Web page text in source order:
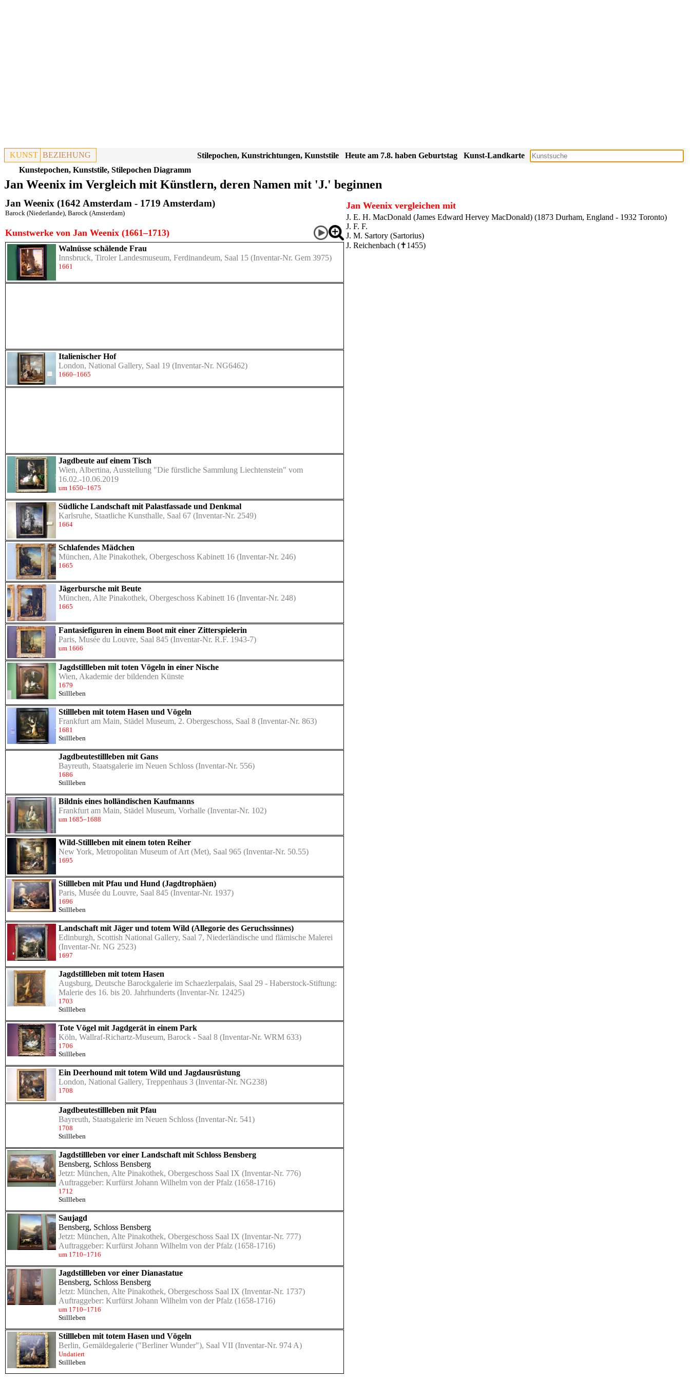
KUNST BEZIEHUNG Kunst-Landkarte
Heute am 7.8. haben Geburtstag
Stilepochen, Kunstrichtungen, Kunststile
Kunstepochen, Kunststile, Stilepochen Diagramm
Jan Weenix im Vergleich mit Künstlern, deren Namen mit 'J.' beginnen
Jan Weenix (1642 Amsterdam - 1719 Amsterdam)
Barock (Niederlande), Barock (Amsterdam)
Kunstwerke von Jan Weenix (1661–1713)
Walnüsse schälende Frau
Innsbruck, Tiroler Landesmuseum, Ferdinandeum, Saal 15 (Inventar-Nr. Gem 3975)
1661
Italienischer Hof
London, National Gallery, Saal 19 (Inventar-Nr. NG6462)
1660–1665
Jagdbeute auf einem Tisch
Wien, Albertina, Ausstellung "Die fürstliche Sammlung Liechtenstein" vom
16.02.-10.06.2019
um 1650–1675
Südliche Landschaft mit Palastfassade und Denkmal
Karlsruhe, Staatliche Kunsthalle, Saal 67 (Inventar-Nr. 2549)
1664
Schlafendes Mädchen
München, Alte Pinakothek, Obergeschoss Kabinett 16 (Inventar-Nr. 246)
1665
Jägerbursche mit Beute
München, Alte Pinakothek, Obergeschoss Kabinett 16 (Inventar-Nr. 248)
1665
Fantasiefiguren in einem Boot mit einer Zitterspielerin
Paris, Musée du Louvre, Saal 845 (Inventar-Nr. R.F. 1943-7)
um 1666
Jagdstillleben mit toten Vögeln in einer Nische
Wien, Akademie der bildenden Künste
1679
Stillleben
Stillleben mit totem Hasen und Vögeln
Frankfurt am Main, Städel Museum, 2. Obergeschoss, Saal 8 (Inventar-Nr. 863)
1681
Stillleben
Jagdbeutestillleben mit Gans
Bayreuth, Staatsgalerie im Neuen Schloss (Inventar-Nr. 556)
1686
Stillleben
Bildnis eines holländischen Kaufmanns
Frankfurt am Main, Städel Museum, Vorhalle (Inventar-Nr. 102)
um 1685–1688
Wild-Stillleben mit einem toten Reiher
New York, Metropolitan Museum of Art (Met), Saal 965 (Inventar-Nr. 50.55)
1695
Stillleben mit Pfau und Hund (Jagdtrophäen)
Paris, Musée du Louvre, Saal 845 (Inventar-Nr. 1937)
1696
Stillleben
Landschaft mit Jäger und totem Wild (Allegorie des Geruchssinnes)
Edinburgh, Scottish National Gallery, Saal 7, Niederländische und flämische Malerei
(Inventar-Nr. NG 2523)
1697
Jagdstillleben mit totem Hasen
Augsburg, Deutsche Barockgalerie im Schaezlerpalais, Saal 29 - Haberstock-Stiftung:
Malerie des 16. bis 20. Jahrhunderts (Inventar-Nr. 12425)
1703
Stillleben
Tote Vögel mit Jagdgerät in einem Park
Köln, Wallraf-Richartz-Museum, Barock - Saal 8 (Inventar-Nr. WRM 633)
1706
Stillleben
Ein Deerhound mit totem Wild und Jagdausrüstung
London, National Gallery, Treppenhaus 3 (Inventar-Nr. NG238)
1708
Jagdbeutestillleben mit Pfau
Bayreuth, Staatsgalerie im Neuen Schloss (Inventar-Nr. 541)
1708
Stillleben
Jagdstillleben vor einer Landschaft mit Schloss Bensberg
Bensberg, Schloss Bensberg
Jetzt: München, Alte Pinakothek, Obergeschoss Saal IX (Inventar-Nr. 776)
Auftraggeber: Kurfürst Johann Wilhelm von der Pfalz (1658-1716)
1712
Stillleben
Saujagd
Bensberg, Schloss Bensberg
Jetzt: München, Alte Pinakothek, Obergeschoss Saal IX (Inventar-Nr. 777)
Auftraggeber: Kurfürst Johann Wilhelm von der Pfalz (1658-1716)
um 1710–1716
Jagdstillleben vor einer Dianastatue
Bensberg, Schloss Bensberg
Jetzt: München, Alte Pinakothek, Obergeschoss Saal IX (Inventar-Nr. 1737)
Auftraggeber: Kurfürst Johann Wilhelm von der Pfalz (1658-1716)
um 1710–1716
Stillleben
Stillleben mit totem Hasen und Vögeln
Berlin, Gemäldegalerie ("Berliner Wunder"), Saal VII (Inventar-Nr. 974 A)
Undatiert
Stillleben
Jan Weenix vergleichen mit
J. E. H. MacDonald (James Edward Hervey MacDonald) (1873 Durham, England - 1932 Toronto)
J. F. F.
J. M. Sartory (Sartorius)
J. Reichenbach (✝1455)